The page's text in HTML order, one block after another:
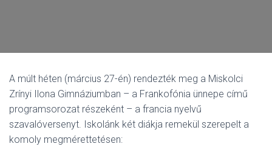
A múlt héten (március 27-én) rendezték meg a Miskolci
Zrínyi Ilona Gimnáziumban – a Frankofónia ünnepe című
programsorozat részeként – a francia nyelvű
szavalóversenyt. Iskolánk két diákja remekül szerepelt a
komoly megmérettetésen: